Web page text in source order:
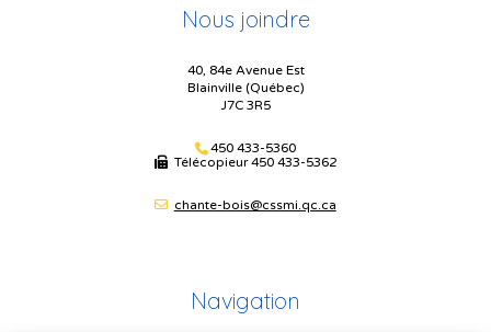
Nous joindre
40, 84e Avenue Est
Blainville (Québec)
J7C 3R5
450 433-5360
Télécopieur450 433-5362
chante-bois@cssmi.qc.ca
Navigation